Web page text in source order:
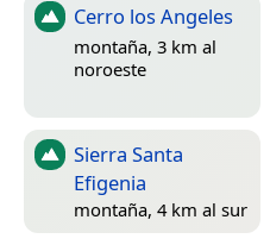
Cerro los Angeles
montaña, 3 km al
noroeste
Sierra Santa
Efigenia
montaña, 4 km al sur